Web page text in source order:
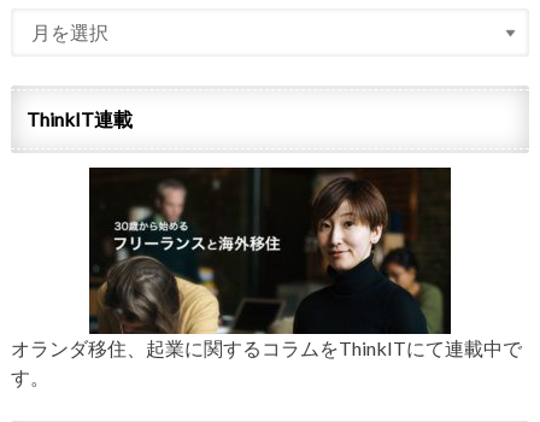
ThinkIT連載
オランダ移住、起業に関するコラムをThinkITにて連載中で
す。